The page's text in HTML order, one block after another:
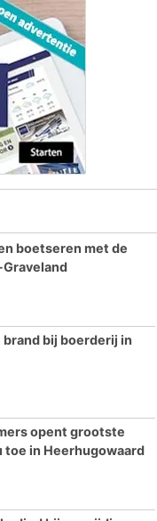
boetseren met de
bij boerderij in
opent grootste
toe in Heerhugowaard